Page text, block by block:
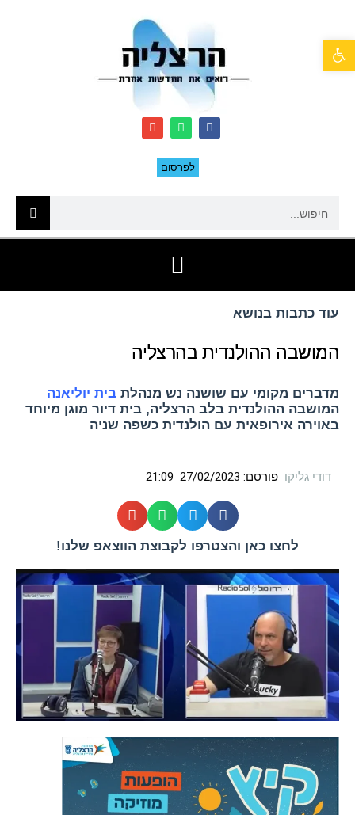
לפרסום
עוד כתבות בנושא
המושבה ההולנדית בהרצליה
מדברים מקומי עם שושנה נש מנהלת בית יוליאנה
המושבה ההולנדית בלב הרצליה, בית דיור מוגן מיוחד
באוירה אירופאית עם הולנדית כשפה שניה
דודי גליקו פורסם: 27/02/2023
21:09
לחצו כאן והצטרפו לקבוצת הווצאפ שלנו!
פתח סרגל נגישות